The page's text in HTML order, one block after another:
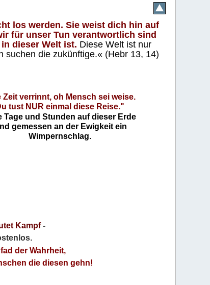
los werden. Sie weist dich hin auf
für unser Tun verantwortlich sind
dieser Welt ist. Diese Welt ist nur
suchen die zukünftige.« (Hebr 13, 14)
Zeit verrinnt, oh Mensch sei weise.
tust NUR einmal diese Reise."
Tage und Stunden auf dieser Erde
gemessen an der Ewigkeit ein
Wimpernschlag.
Kampf-
.
der Wahrheit,
die diesen gehn!